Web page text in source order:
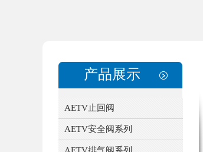
产品展示
AETV止回阀
AETV安全阀系列